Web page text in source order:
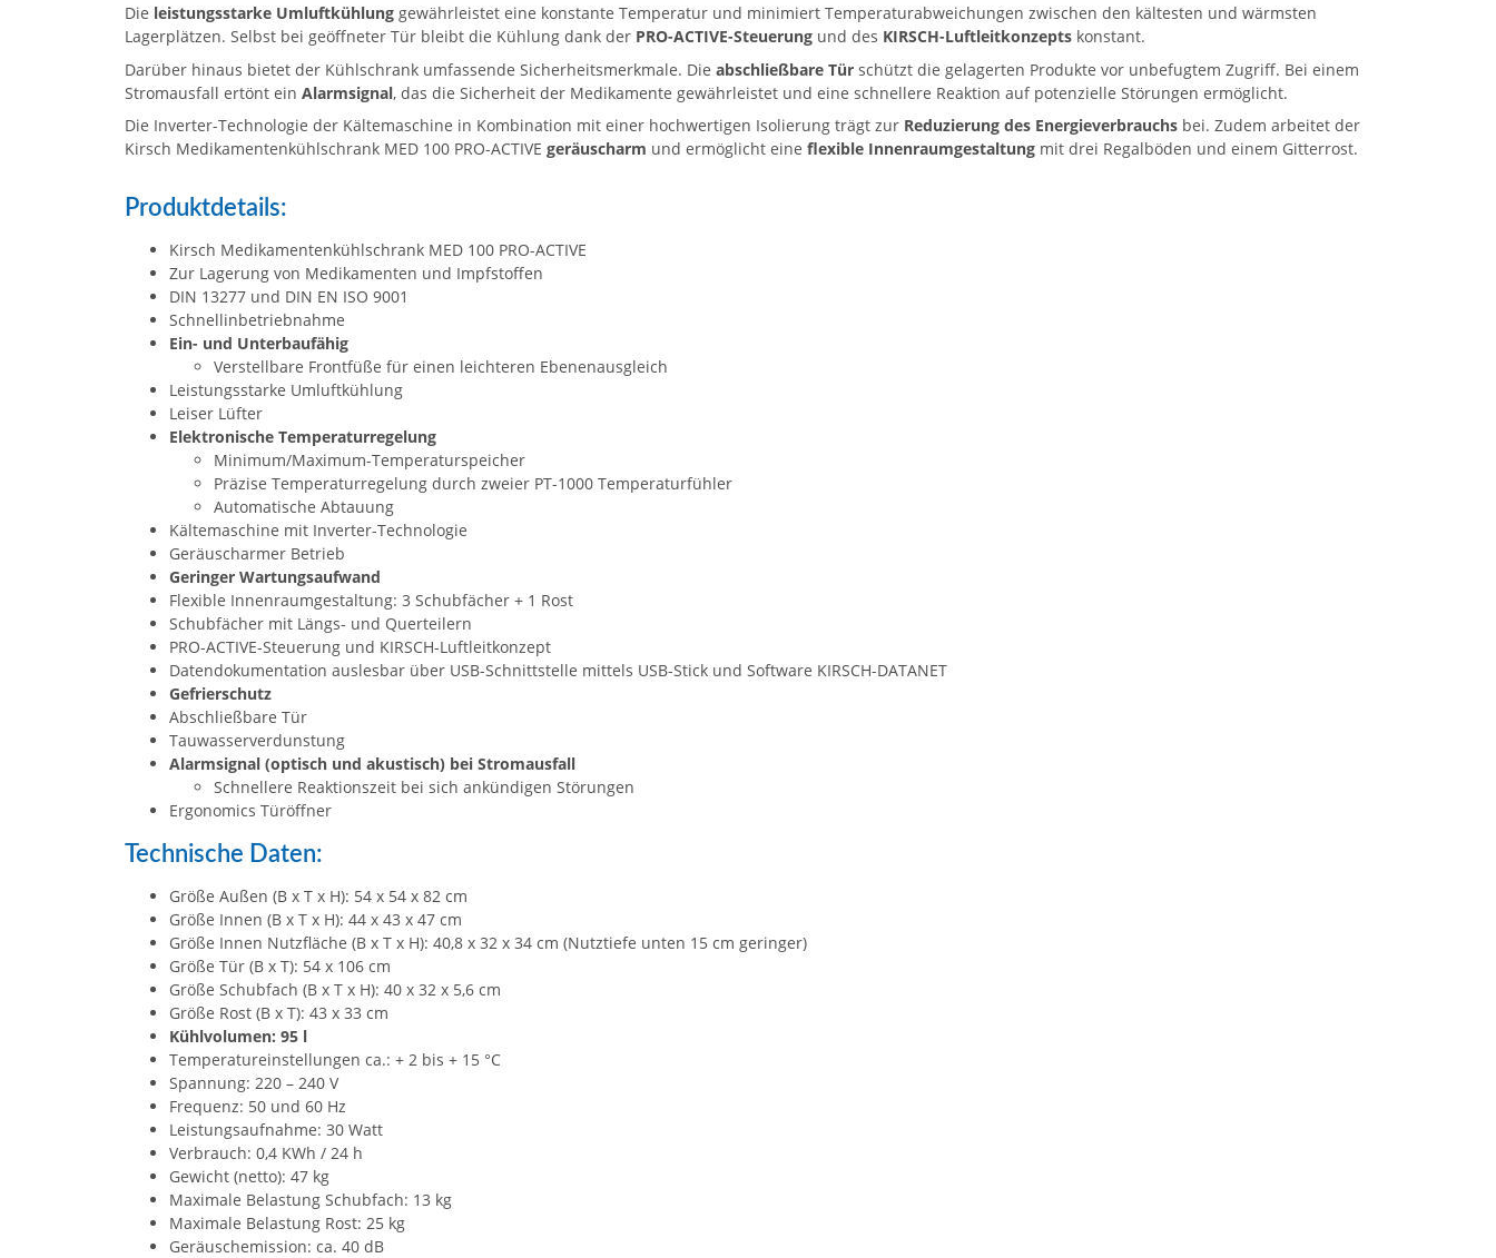
Die leistungsstarke Umluftkühlung gewährleistet eine konstante Temperatur und minimiert Temperaturabweichungen zwischen den kältesten und wärmsten
Lagerplätzen. Selbst bei geöffneter Tür bleibt die Kühlung dank der PRO-ACTIVE-Steuerung und des KIRSCH-Luftleitkonzepts konstant.
Darüber hinaus bietet der Kühlschrank umfassende Sicherheitsmerkmale. Die abschließbare Tür schützt die gelagerten Produkte vor unbefugtem Zugriff. Bei einem
Stromausfall ertönt ein Alarmsignal, das die Sicherheit der Medikamente gewährleistet und eine schnellere Reaktion auf potenzielle Störungen ermöglicht.
Die Inverter-Technologie der Kältemaschine in Kombination mit einer hochwertigen Isolierung trägt zur Reduzierung des Energieverbrauchs bei. Zudem arbeitet der
Kirsch Medikamentenkühlschrank MED 100 PRO-ACTIVE geräuscharm und ermöglicht eine flexible Innenraumgestaltung mit drei Regalböden und einem Gitterrost.
Produktdetails:
Kirsch Medikamentenkühlschrank MED 100 PRO-ACTIVE
Zur Lagerung von Medikamenten und Impfstoffen
DIN 13277 und DIN EN ISO 9001
Schnellinbetriebnahme
Ein- und Unterbaufähig
Verstellbare Frontfüße für einen leichteren Ebenenausgleich
Leistungsstarke Umluftkühlung
Leiser Lüfter
Elektronische Temperaturregelung
Minimum/Maximum-Temperaturspeicher
Präzise Temperaturregelung durch zweier PT-1000 Temperaturfühler
Automatische Abtauung
Kältemaschine mit Inverter-Technologie
Geräuscharmer Betrieb
Geringer Wartungsaufwand
Flexible Innenraumgestaltung: 3 Schubfächer + 1 Rost
Schubfächer mit Längs- und Querteilern
PRO-ACTIVE-Steuerung und KIRSCH-Luftleitkonzept
Datendokumentation auslesbar über USB-Schnittstelle mittels USB-Stick und Software KIRSCH-DATANET
Gefrierschutz
Abschließbare Tür
Tauwasserverdunstung
Alarmsignal (optisch und akustisch) bei Stromausfall
Schnellere Reaktionszeit bei sich ankündigen Störungen
Ergonomics Türöffner
Technische Daten:
Größe Außen (B x T x H): 54 x 54 x 82 cm
Größe Innen (B x T x H): 44 x 43 x 47 cm
Größe Innen Nutzfläche (B x T x H): 40,8 x 32 x 34 cm (Nutztiefe unten 15 cm geringer)
Größe Tür (B x T): 54 x 106 cm
Größe Schubfach (B x T x H): 40 x 32 x 5,6 cm
Größe Rost (B x T): 43 x 33 cm
Kühlvolumen: 95 l
Temperatureinstellungen ca.: + 2 bis + 15 °C
Spannung: 220 – 240 V
Frequenz: 50 und 60 Hz
Leistungsaufnahme: 30 Watt
Verbrauch: 0,4 KWh / 24 h
Gewicht (netto): 47 kg
Maximale Belastung Schubfach: 13 kg
Maximale Belastung Rost: 25 kg
Geräuschemission: ca. 40 dB